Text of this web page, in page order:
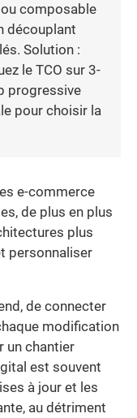
composable
découplant
Solution :
le TCO sur 3-
progressive
pour choisir la
e-commerce
de plus en plus
plus
personnaliser
de connecter
modification
un chantier
est souvent
à jour et les
au détriment